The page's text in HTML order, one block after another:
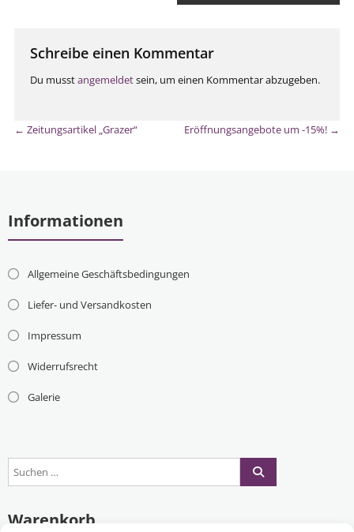
Schreibe einen Kommentar
Du musstangemeldetsein, um einen Kommentar abzugeben.
← Zeitungsartikel „Grazer“ Eröffnungsangebote um -15%! →
Informationen
Allgemeine Geschäftsbedingungen
Liefer- und Versandkosten
Impressum
Widerrufsrecht
Galerie
Warenkorb